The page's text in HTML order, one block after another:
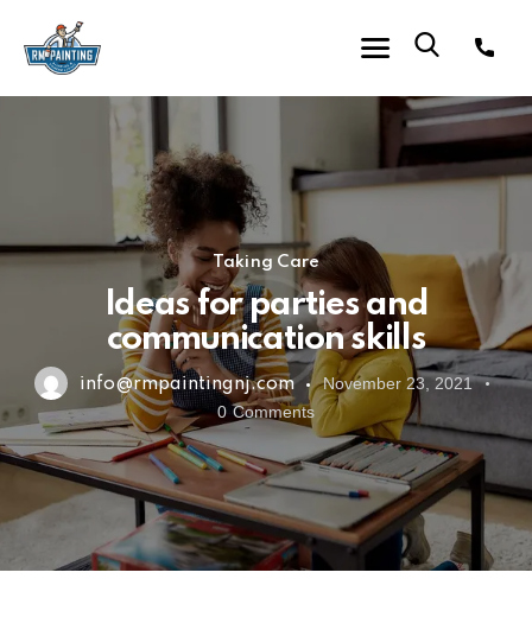
Taking Care
Ideas for parties and
communication skills
info@rmpaintingnj.com
November 23, 2021
0 Comments